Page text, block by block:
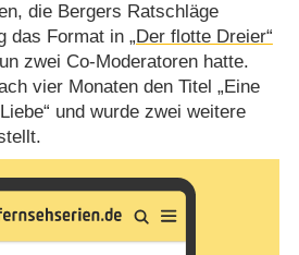
die Bergers Ratschläge
das Format in „Der flotte Dreier“
zwei Co-Moderatoren hatte.
vier Monaten den Titel „Eine
und wurde zwei weitere